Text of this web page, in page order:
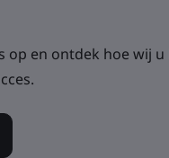
op en ontdek hoe wij